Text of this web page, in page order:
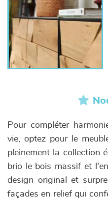
Pour compléter
vie, optez pour le
pleinement la collection
brio le bois massif et
design original et
façades en relief qui